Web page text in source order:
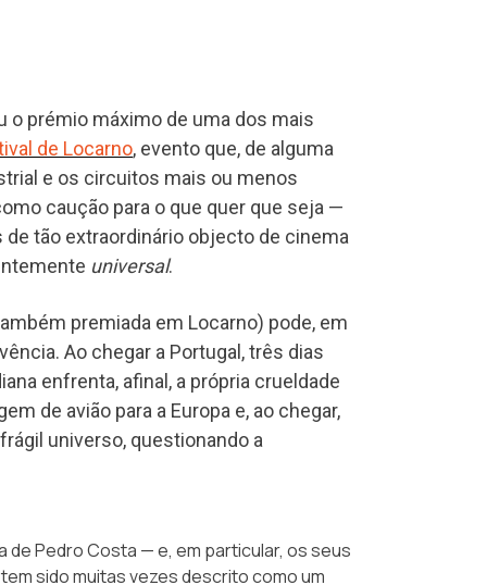
o prémio máximo de uma dos mais
de Locarno, evento que, de alguma
e os circuitos mais ou menos
caução para o que quer que seja —
tão extraordinário objecto de cinema
universal.
premiada em Locarno) pode, em
Ao chegar a Portugal, três dias
enfrenta, afinal, a própria crueldade
de avião para a Europa e, ao chegar,
universo, questionando a
de Pedro Costa — e, em particular, os seus
sido muitas vezes descrito como um